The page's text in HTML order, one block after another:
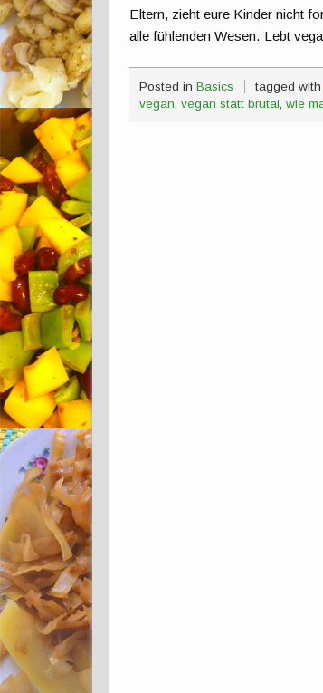
Eltern, zieht eure Kinder nicht
alle fühlenden Wesen. Lebt
Posted in Basics tagged
vegan, vegan statt brutal, wie